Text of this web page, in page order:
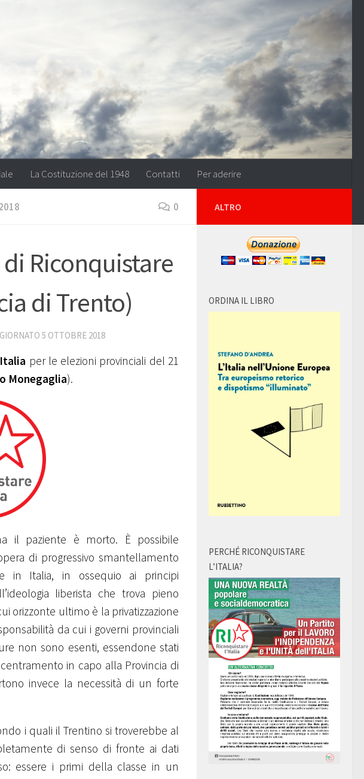
La Costituzione del 1948 Contatti Per aderire
0
Riconquistare
di Trento)
5 OTTOBRE 2018
per le elezioni provinciali del 21
Monegaglia).
il paziente è morto. È possibile
di progressivo smantellamento
in Italia, in ossequio ai principi
liberista che trova pieno
orizzonte ultimo è la privatizzazione
da cui i governi provinciali
non sono esenti, essendone stati
in capo alla Provincia di
invece la necessità di un forte
i quali il Trentino si troverebbe al
di senso di fronte ai dati
essere i primi della classe in un
ALTRO
ORDINA IL LIBRO
PERCHÉ RICONQUISTARE
L’ITALIA?